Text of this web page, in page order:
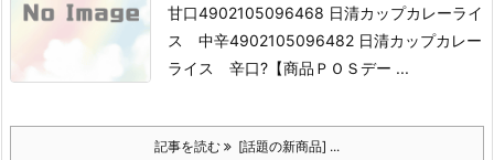
甘口4902105096468 日清カップカレーライ
ス 中辛4902105096482 日清カップカレー
ライス 辛口? 【商品ＰＯＳデー ...
記事を読む [話題の新商品] ...